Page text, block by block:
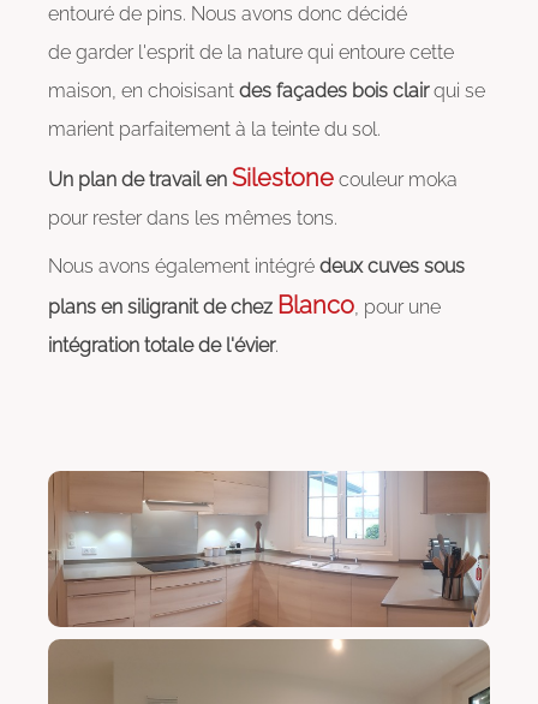
entouré de pins. Nous avons donc décidé
de garder l'esprit de la nature qui entoure cette
maison, en choisisantdes façades bois clairqui se
marient parfaitement à la teinte du sol.
Un plan de travail enSilestone couleur moka
pour rester dans les mêmes tons.
Nous avons également intégrédeux cuves sous
plans en siligranit de chez Blanco , pour une
intégration totale de l'évier.